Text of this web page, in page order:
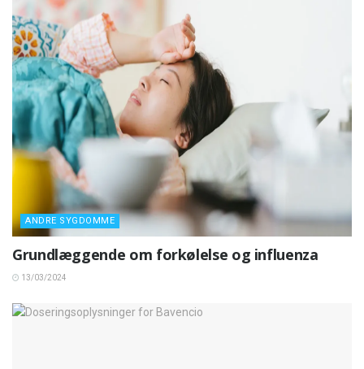
ANDRE SYGDOMME
Grundlæggende om forkølelse og influenza
13/03/2024